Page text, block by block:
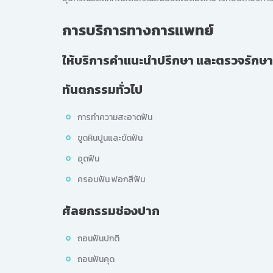
การบริการทางการแพทย์
ให้บริการคำแนะนำปรึกษา และตรวจรัก
ทันตกรรมทั่วไป
การทำความสะอาดฟัน
ขูดหินปูนและขัดฟัน
อุดฟัน
ครอบฟัน ฟอกสีฟัน
ศัลยกรรมช่องปาก
ถอนฟันปกติ
ถอนฟันคุด